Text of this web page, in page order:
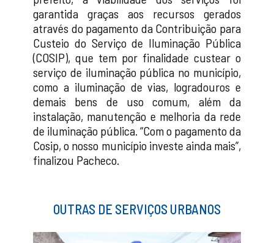
garantida graças aos recursos gerados
através do pagamento da Contribuição para
Custeio do Serviço de Iluminação Pública
(COSIP), que tem por finalidade custear o
serviço de iluminação pública no município,
como a iluminação de vias, logradouros e
demais bens de uso comum, além da
instalação, manutenção e melhoria da rede
de iluminação pública. “Com o pagamento da
Cosip, o nosso município investe ainda mais”,
finalizou Pacheco.
OUTRAS DE SERVIÇOS URBANOS